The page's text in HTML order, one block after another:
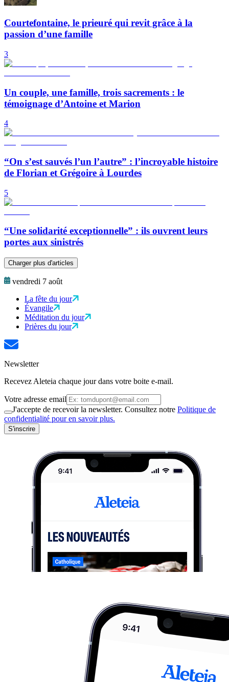
Courtefontaine, le prieuré qui revit grâce à la
passion d’une famille
3
Un couple, une famille, trois sacrements : le
témoignage d’Antoine et Marion
4
“On s’est sauvés l’un l’autre” : l’incroyable histoire
de Florian et Grégoire à Lourdes
5
“Une solidarité exceptionnelle” : ils ouvrent leurs
portes aux sinistrés
Charger plus d'articles
vendredi 7 août
La fête du jour
Évangile
Méditation du jour
Prières du jour
Newsletter
Recevez Aleteia chaque jour dans votre boite e-mail.
Votre adresse email
J'accepte de recevoir la newsletter. Consultez notre Politique de
confidentialité pour en savoir plus.
S'inscrire